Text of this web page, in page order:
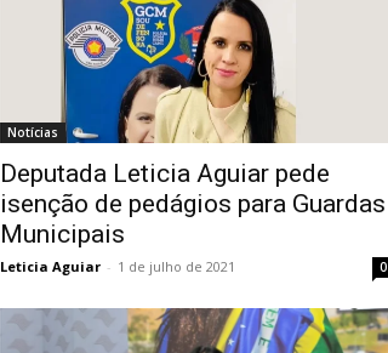
Notícias
Deputada Leticia Aguiar pede
isenção de pedágios para Guardas
Municipais
Leticia Aguiar - 1 de julho de 2021 0